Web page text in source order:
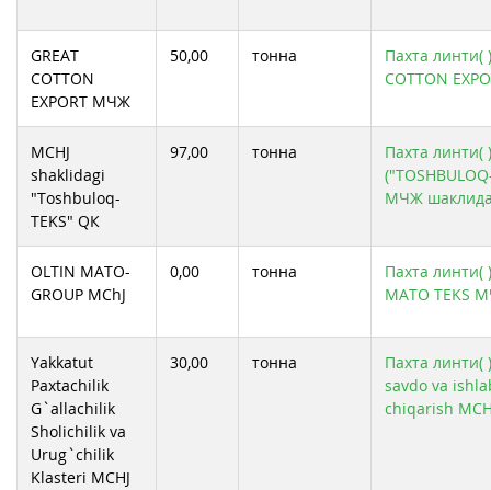
GREAT
COTTON
EXPORT МЧЖ
50,00 тонна
Пахта линти(
COTTON
MCHJ
shaklidagi
"Toshbuloq-
TEKS" QК
97,00 тонна
Пахта линти( )
МЧЖ
OLTIN MATO-
GROUP MChJ
0,00 тонна
Пахта линти(
MATO TEKS
Yakkatut
Paxtachilik
G`allachilik
Sholichilik va
Urug`chilik
Klasteri MCHJ
30,00 тонна
Пахта линти(
savdo va
chiqarish